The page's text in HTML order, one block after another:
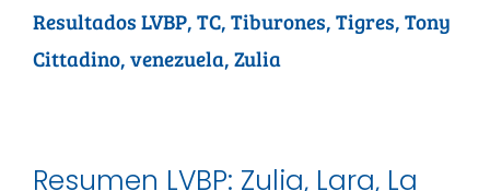
Resultados LVBP, TC, Tiburones, Tigres, Tony
Cittadino, venezuela, Zulia
Resumen LVBP: Zulia, Lara, La